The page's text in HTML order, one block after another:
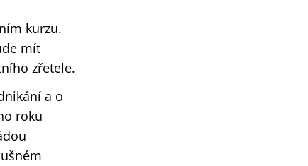
kurzu.
mít
zřetele.
a o
roku